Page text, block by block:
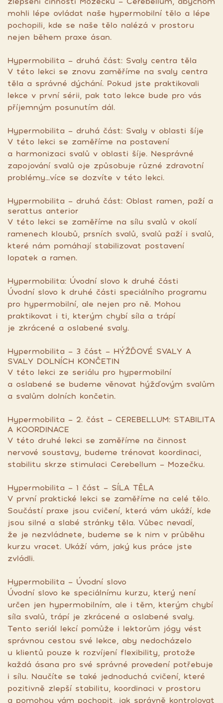
mohli lépe ovládat naše hypermobilní tělo a lépe
pochopili, kde se naše tělo nalézá v prostoru
nejen během praxe ásan.
Hypermobilita - druhá část: Svaly centra těla
V této lekci se znovu zaměříme na svaly centra
těla a správné dýchání. Pokud jste praktikovali
lekce v první sérii, pak tato lekce bude pro vás
příjemným posunutím dál.
Hypermobilita - druhá část: Svaly v oblasti šíje
V této lekci se zaměříme na postavení
a harmonizaci svalů v oblasti šíje. Nesprávné
zapojování svalů oje způsobuje různé zdravotní
problémy...více se dozvíte v této lekci.
Hypermobilita - druhá část: Oblast ramen, paží a
serattus anterior
V této lekci se zaměříme na sílu svalů v okolí
ramenech kloubů, prsních svalů, svalů paží i svalů,
které nám pomáhají stabilizovat postavení
lopatek a ramen.
Hypermobilita: Úvodní slovo k druhé části
Úvodní slovo k druhé části speciálního programu
pro hypermobilní, ale nejen pro ně. Mohou
praktikovat i ti, kterým chybí síla a trápí
je zkrácené a oslabené svaly.
Hypermobilita - 3 část - HÝŽĎOVÉ SVALY A
SVALY DOLNÍCH KONČETIN
V této lekci ze seriálu pro hypermobilní
a oslabené se budeme věnovat hýžďovým svalům
a svalům dolních končetin.
Hypermobilita - 2. část - CEREBELLUM: STABILITA
A KOORDINACE
V této druhé lekci se zaměříme na činnost
nervové soustavy, budeme trénovat koordinaci,
stabilitu skrze stimulaci Cerebellum - Mozečku.
Hypermobilita - 1 část - SÍLA TĚLA
V první praktické lekci se zaměříme na celé tělo.
Součástí praxe jsou cvičení, která vám ukáží, kde
jsou silné a slabé stránky těla. Vůbec nevadí,
že je nezvládnete, budeme se k nim v průběhu
kurzu vracet. Ukáží vám, jaký kus práce jste
zvládli.
Hypermobilita - Úvodní slovo
Úvodní slovo ke speciálnímu kurzu, který není
určen jen hypermobilním, ale i těm, kterým chybí
síla svalů, trápí je zkrácené a oslabené svaly.
Tento seriál lekcí pomůže i lektorům jógy vést
správnou cestou své lekce, aby nedocházelo
u klientů pouze k rozvíjení flexibility, protože
každá ásana pro své správné provedení potřebuje
i sílu. Naučíte se také jednoduchá cvičení, které
pozitivně zlepší stabilitu, koordinaci v prostoru
a pomohou vám pochopit, jak správně kontrolovat